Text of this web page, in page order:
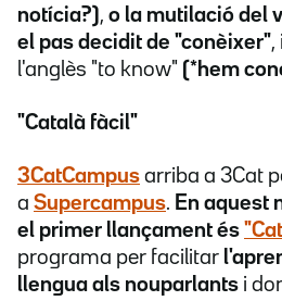
notícia?), o la mutilació del
el pas decidit de "conèixer",
l'anglès "to know" (*hem
"Català fàcil"
3CatCampus arriba a 3Cat
a Supercampus. En aquest
el primer llançament és
programa per facilitar
llengua als nouparlants i